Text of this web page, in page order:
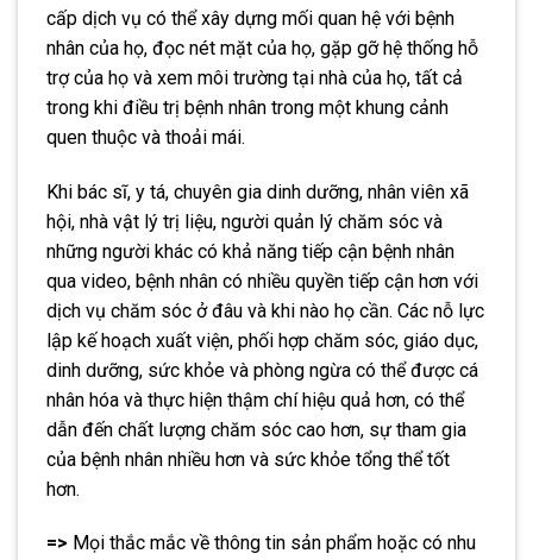
cấp dịch vụ có thể xây dựng mối quan hệ với bệnh
nhân của họ, đọc nét mặt của họ, gặp gỡ hệ thống hỗ
trợ của họ và xem môi trường tại nhà của họ, tất cả
trong khi điều trị bệnh nhân trong một khung cảnh
quen thuộc và thoải mái.
Khi bác sĩ, y tá, chuyên gia dinh dưỡng, nhân viên xã
hội, nhà vật lý trị liệu, người quản lý chăm sóc và
những người khác có khả năng tiếp cận bệnh nhân
qua video, bệnh nhân có nhiều quyền tiếp cận hơn với
dịch vụ chăm sóc ở đâu và khi nào họ cần. Các nỗ lực
lập kế hoạch xuất viện, phối hợp chăm sóc, giáo dục,
dinh dưỡng, sức khỏe và phòng ngừa có thể được cá
nhân hóa và thực hiện thậm chí hiệu quả hơn, có thể
dẫn đến chất lượng chăm sóc cao hơn, sự tham gia
của bệnh nhân nhiều hơn và sức khỏe tổng thể tốt
hơn.
=> Mọi thắc mắc về thông tin sản phẩm hoặc có nhu